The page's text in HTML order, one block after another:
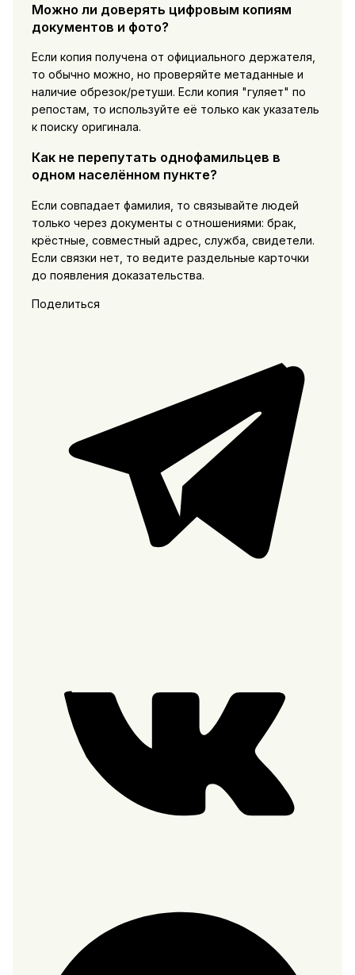
Можно ли доверять цифровым копиям
документов и фото?
Если копия получена от официального держателя,
то обычно можно, но проверяйте метаданные и
наличие обрезок/ретуши. Если копия "гуляет" по
репостам, то используйте её только как указатель
к поиску оригинала.
Как не перепутать однофамильцев в
одном населённом пункте?
Если совпадает фамилия, то связывайте людей
только через документы с отношениями: брак,
крёстные, совместный адрес, служба, свидетели.
Если связки нет, то ведите раздельные карточки
до появления доказательства.
Поделиться